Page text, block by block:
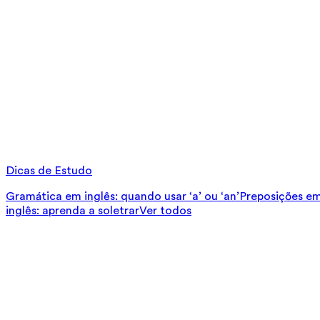
Dicas de Estudo
Gramática em inglês: quando usar ‘a’ ou ‘an’Preposições
inglês: aprenda a soletrarVer todos